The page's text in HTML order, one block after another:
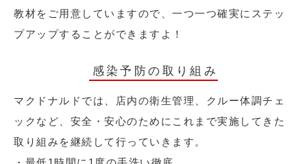
教材をご用意していますので、一つ一つ確実にステッ
プアップすることができますよ！
感染予防の取り組み
マクドナルドでは、店内の衛生管理、クルー体調チェ
ックなど、安全・安心のためにこれまで実施してきた
取り組みを継続して行っていきます。